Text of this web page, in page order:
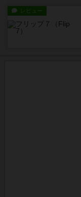
レビュー